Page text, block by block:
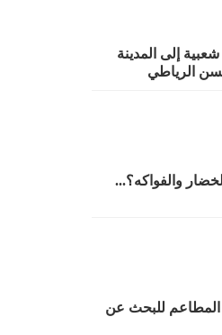
إلى المدينة
الرياطي
والفواكه؟...
المطاعم للبحث عن